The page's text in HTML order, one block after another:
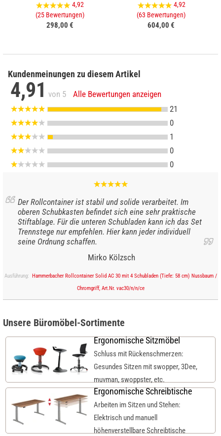
4,92
(25 Bewertungen)
298,00 €
4,92
(63 Bewertungen)
604,00 €
Kundenmeinungen zu diesem Artikel
4,91 von 5
Alle Bewertungen anzeigen
21
0
1
0
0
Der Rollcontainer ist stabil und solide verarbeitet. Im
oberen Schubkasten befindet sich eine sehr praktische
Stiftablage. Für die unteren Schubladen kann ich das Set
Trennstege nur empfehlen. Hier kann jeder individuell
seine Ordnung schaffen.
Mirko Kölzsch
Ausführung:
Hammerbacher Rollcontainer Solid AC 30 mit 4 Schubladen (Tiefe: 58 cm) Nussbaum /
Chromgriff, Art.Nr. vac30/n/n/ce
Unsere Büromöbel-Sortimente
Ergonomische Sitzmöbel
Schluss mit Rückenschmerzen:
Gesundes Sitzen mit swopper, 3Dee,
muvman, swoppster, etc.
Ergonomische Schreibtische
Arbeiten im Sitzen und Stehen:
Elektrisch und manuell
höhenverstellbare Schreibtische